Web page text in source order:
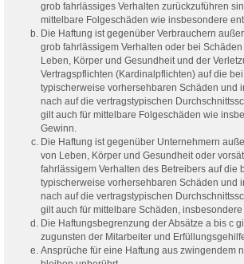
grob fahrlässiges Verhalten zurückzuführen
mittelbare Folgeschäden wie insbesondere
Die Haftung ist gegenüber Verbrauchern
grob fahrlässigem Verhalten oder bei
Leben, Körper und Gesundheit und der
Vertragspflichten (Kardinalpflichten) auf die
typischerweise vorhersehbaren Schäden und
nach auf die vertragstypischen
gilt auch für mittelbare Folgeschäden wie
Gewinn.
Die Haftung ist gegenüber Unternehmern
von Leben, Körper und Gesundheit oder
fahrlässigem Verhalten des Betreibers auf die
typischerweise vorhersehbaren Schäden und
nach auf die vertragstypischen
gilt auch für mittelbare Schäden,
Die Haftungsbegrenzung der Absätze a bis c
zugunsten der Mitarbeiter und
Ansprüche für eine Haftung aus zwingendem